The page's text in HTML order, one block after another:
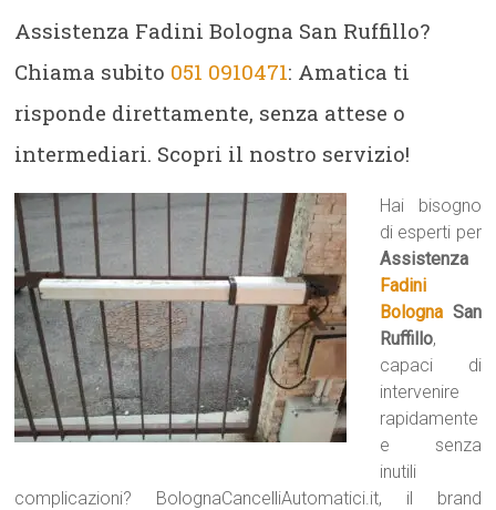
Assistenza Fadini Bologna San Ruffillo?
Chiama subito 051 0910471: Amatica ti
risponde direttamente, senza attese o
intermediari. Scopri il nostro servizio!
Hai bisogno
di esperti per
Assistenza
Fadini
Bologna San
Ruffillo,
capaci di
intervenire
rapidamente
e senza
inutili
complicazioni? BolognaCancelliAutomatici.it, il brand